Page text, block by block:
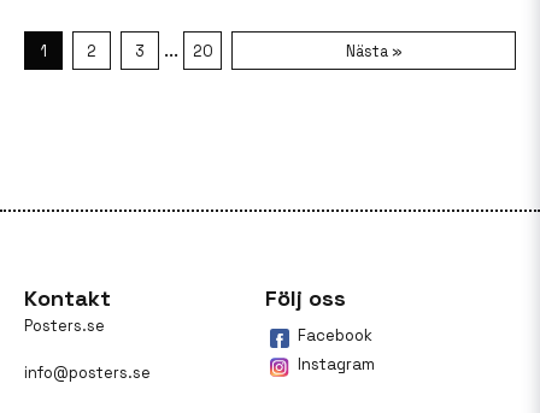
1 2 3 ... 20 Nästa »
Kontakt
Posters.se
info@posters.se
Följ oss
Facebook
Instagram